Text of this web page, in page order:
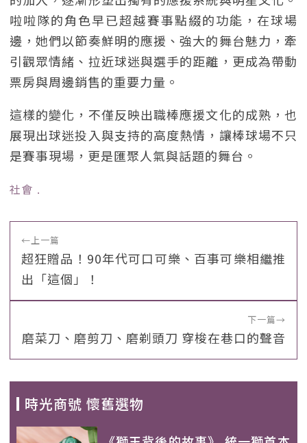
啦啦隊的角色早已超越賽事點綴的功能，在球場
邊，她們以節奏鮮明的應援、強大的舞台魅力，牽
引觀眾情緒、拉近球迷與選手的距離，更成為帶動
票房與周邊銷售的重要力量。
這樣的變化，不僅反映出職棒應援文化的成熟，也
展現出球迷投入與支持的高度熱情，讓棒球場不只
是賽事現場，更是匯聚人氣與話題的舞台。
社會 ﹒
←上一篇
超狂贈品！90年代可口可樂、百事可樂相繼推
出「這個」！
下一篇→
磨菜刀、磨剪刀、磨剃頭刀 穿梭在巷口的聲音
時光商號 懷舊選物